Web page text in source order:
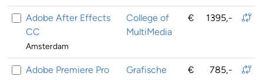
Adobe After Effects
CC
College of
MultiMedia
€ 1395,-
Amsterdam
Adobe Premiere Pro
Grafische
€ 785,-